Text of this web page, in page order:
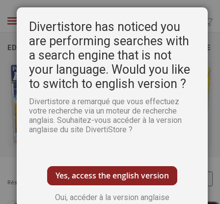
Chercher
EDITION NUMÉRIQUE HORS SÉRIES PLAISIRS DE PEINDRE
Résultats : Articles
Divertistore has noticed you
are performing searches with
a search engine that is not
your language. Would you like
to switch to english version ?
Divertistore a remarqué que vous effectuez
votre recherche via un moteur de recherche
anglais. Souhaitez-vous accéder à la version
anglaise du site DivertiStore ?
Yes, access the english version
Oui, accéder à la version anglaise